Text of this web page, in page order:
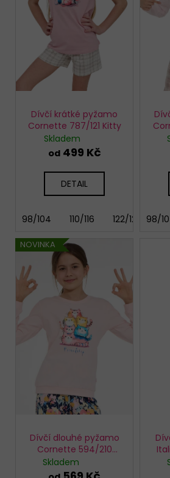
k
t
Dívčí krátké pyžamo
Cornette 787/121 Kitty
Skladem
od499 Kč
DETAIL
98/104 110/116 122/128 98/
NOVINKA
Dívčí dlouhé pyžamo
Cornette 594/210
Friendship
Skladem